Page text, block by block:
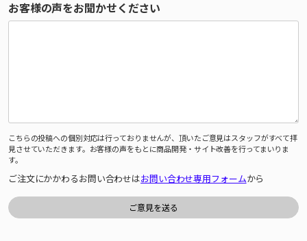
お客様の声をお聞かせください
こちらの投稿への個別対応は行っておりませんが、頂いたご意見はスタッフがすべて拝
見させていただきます。お客様の声をもとに商品開発・サイト改善を行ってまいりま
す。
ご注文にかかわるお問い合わせはお問い合わせ専用フォームから